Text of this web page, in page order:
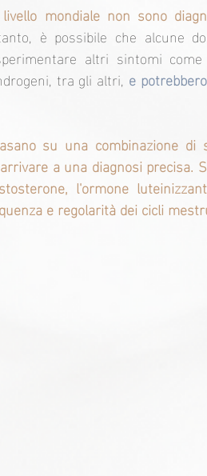
mondiale non sono
è possibile che alcune
altri sintomi
tra gli altri, e
su una combinazione di
a una diagnosi precisa.
l'ormone
e regolarità dei cicli